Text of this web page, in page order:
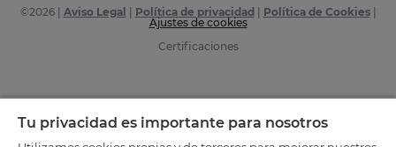
©2026| Aviso Legal Política de privacidad Política de Cookies|
Ajustes de cookies
Certificaciones
Tu privacidad es importante para nosotros